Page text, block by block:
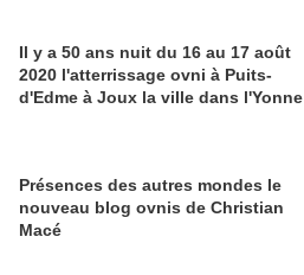
Il y a 50 ans nuit du 16 au 17 août
2020 l'atterrissage ovni à Puits-
d'Edme à Joux la ville dans l'Yonne
Présences des autres mondes le
nouveau blog ovnis de Christian
Macé